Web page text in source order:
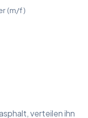
(m/f)
verteilen ihn